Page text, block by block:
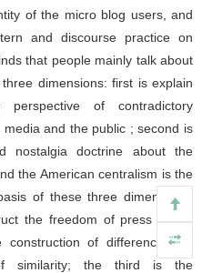
of the micro blog users, and
and discourse practice on
that people mainly talk about
dimensions: first is explain
of contradictory
and the public ; second is
nostalgia doctrine about the
the American centralism is the
of these three dimensions,
the freedom of press in the
of difference; the
similarity; the third is the